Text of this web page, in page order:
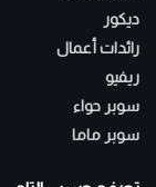
ديكور
رائدات أعمال
ريفيو
سوبر حواء
سوبر ماما